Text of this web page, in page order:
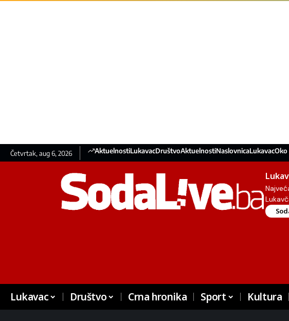
Četvrtak, aug 6, 2026 AktuelnostiLukavacDruštvoAktuelnostiNaslovnicaLukavacOko
Lukavac Društvo Crna hronika Sport Kultura